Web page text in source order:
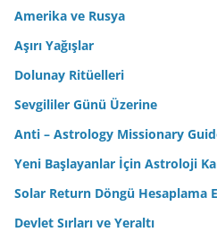
Amerika ve Rusya
Aşırı Yağışlar
Dolunay Ritüelleri
Sevgililer Günü Üzerine
Anti – Astrology Missionary
Yeni Başlayanlar İçin Astroloji
Solar Return Döngü Hesaplama
Devlet Sırları ve Yeraltı